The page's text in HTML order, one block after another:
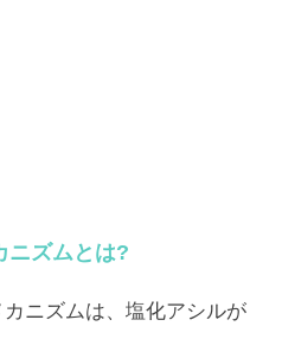
ニズムとは?
ニズムは、塩化アシルが